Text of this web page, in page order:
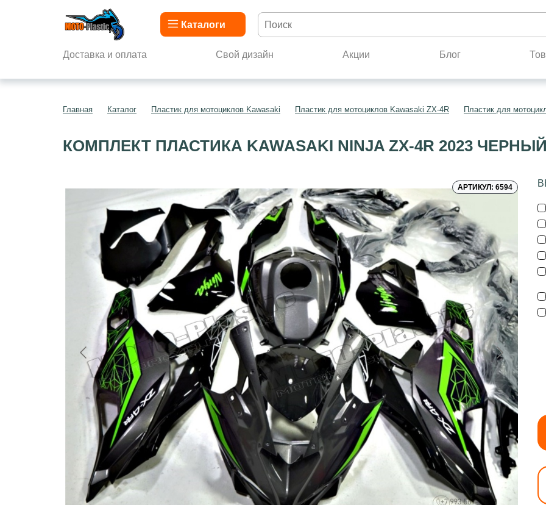
Каталоги
Доставка и оплата Свой дизайн Акции Блог
Главная Каталог Пластик для мотоциклов Kawasaki Пластик для мотоциклов Kawasaki ZX-4R Пластик для
КОМПЛЕКТ ПЛАСТИКА KAWASAKI NINJA ZX-4R 2023
АРТИКУЛ: 6594